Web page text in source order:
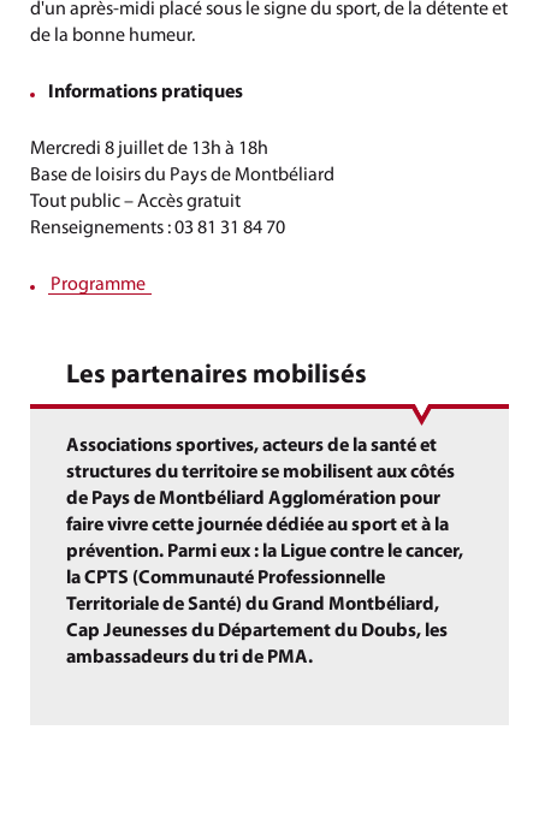
d'un après-midi placé sous le signe du sport, de la détente et
de la bonne humeur.
Informations pratiques
Mercredi 8 juillet de 13h à 18h
Base de loisirs du Pays de Montbéliard
Tout public – Accès gratuit
Renseignements : 03 81 31 84 70
Programme
Les partenaires mobilisés
Associations sportives, acteurs de la santé et
structures du territoire se mobilisent aux côtés
de Pays de Montbéliard Agglomération pour
faire vivre cette journée dédiée au sport et à la
prévention. Parmi eux : la Ligue contre le cancer,
la CPTS (Communauté Professionnelle
Territoriale de Santé) du Grand Montbéliard,
Cap Jeunesses du Département du Doubs, les
ambassadeurs du tri de PMA.